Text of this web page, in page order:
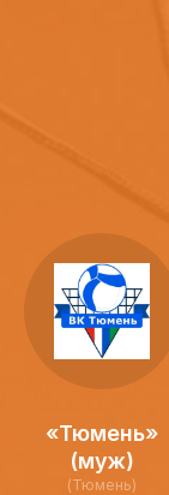
«Тюмень»
(муж)
(Тюмень)